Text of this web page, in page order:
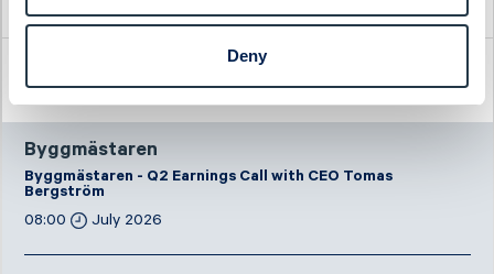
Deny
Byggmästaren
Byggmästaren - Q2 Earnings Call with CEO Tomas
Bergström
08:00
July 2026